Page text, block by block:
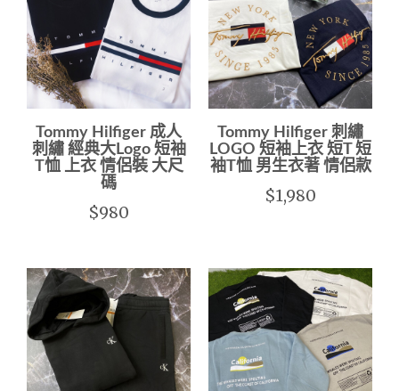
Tommy Hilfiger 成人
刺繡 經典大Logo 短袖
T恤 上衣 情侶裝 大尺
碼
$980
Tommy Hilfiger 刺繡
LOGO 短袖上衣 短T 短
袖T恤 男生衣著 情侶款
$1,980